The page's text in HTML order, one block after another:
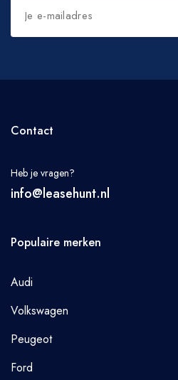
Contact
Heb je vragen?
info@leasehunt.nl
Populaire merken
Audi
Volkswagen
Peugeot
Ford